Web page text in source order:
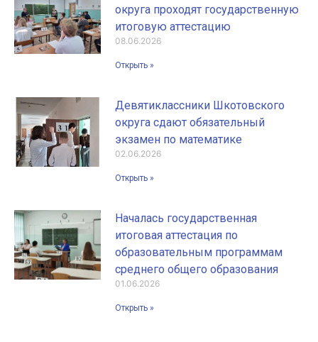
округа проходят государственную
итоговую аттестацию
08.06.2026
Открыть »
Девятиклассники Шкотовского
округа сдают обязательный
экзамен по математике
02.06.2026
Открыть »
Началась государственная
итоговая аттестация по
образовательным программам
среднего общего образования
01.06.2026
Открыть »